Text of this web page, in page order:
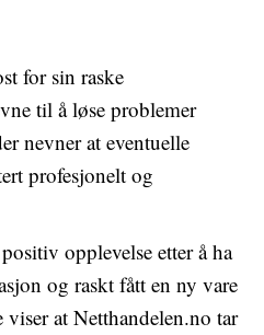
for sin raske
til å løse problemer
nevner at eventuelle
profesjonelt og
opplevelse etter å ha
og raskt fått en ny vare
viser at Netthandelen.no tar